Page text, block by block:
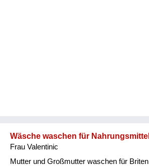
Wäsche waschen für Nahrungsmittel
Frau Valentinic
Mutter und Großmutter waschen für Briten